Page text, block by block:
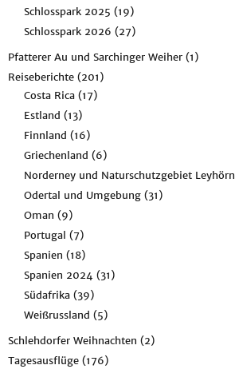
Schlosspark 2025 (19)
Schlosspark 2026 (27)
Pfatterer Au und Sarchinger Weiher (1)
Reiseberichte (201)
Costa Rica (17)
Estland (13)
Finnland (16)
Griechenland (6)
Norderney und Naturschutzgebiet Leyhörn
Odertal und Umgebung (31)
Oman (9)
Portugal (7)
Spanien (18)
Spanien 2024 (31)
Südafrika (39)
Weißrussland (5)
Schlehdorfer Weihnachten (2)
Tagesausflüge (176)